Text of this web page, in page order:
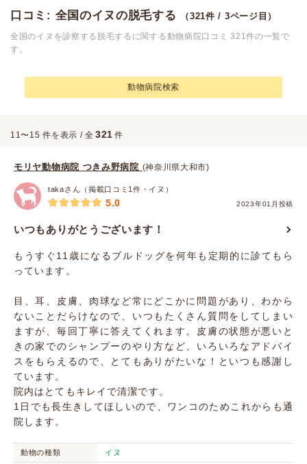
口コミ: 全国のイヌの脱毛する （321件 / 3ページ目）
全国のイヌを診察する脱毛するに関する動物病院口コミ 321件の一覧で
す。
動物病院検索
11〜15 件を表示 / 全 321 件
モリヤ動物病院 つきみ野病院 (神奈川県大和市)
takaさん（掲載口コミ1件・イヌ）
2023年01月投稿
5.0
いつもありがとうございます！
もうすぐ11歳になるブルドッグを何年も定期的に診てもら
っています。
目、耳、皮膚、肉球など常にどこかに問題があり、わから
ないことだらけなので、いつもたくさん質問をしてしまい
ますが、毎回丁寧に答えてくれます。皮膚の状態が悪いと
きの家でのシャンプーのやり方など、いろいろなアドバイ
スをもらえるので、とてもありがたいな！といつも感謝し
ています。
院内はとてもキレイで清潔です。
1日でも長生きしてほしいので、ワンコのためこれからも通
院します。
動物の種類 イヌ